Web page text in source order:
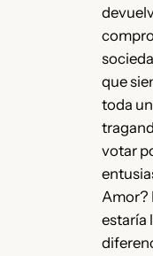
que
toda
votar
Amor?
estaría